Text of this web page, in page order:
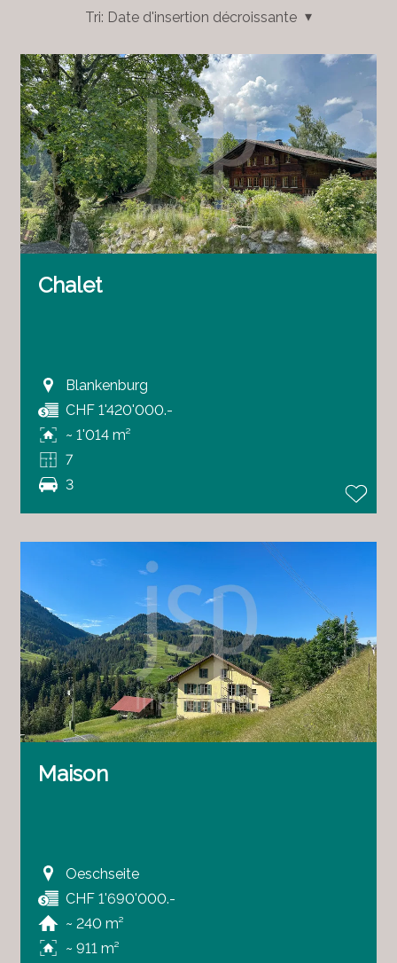
Tri: Date d'insertion décroissante
Chalet
Blankenburg
CHF 1'420'000.-
~ 1'014 m²
7
3
Maison
Oeschseite
CHF 1'690'000.-
~ 240 m²
~ 911 m²